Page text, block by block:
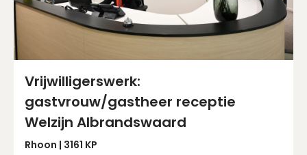
Vrijwilligerswerk:
gastvrouw/gastheer receptie
Welzijn Albrandswaard
Rhoon | 3161 KP